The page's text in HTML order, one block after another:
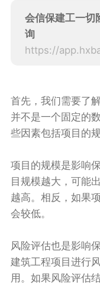
会信保建工一切
询
首先，我们需要了
并不是一个固定的
些因素包括项目的
项目的规模是影响
目规模越大，可能
越高。相反，如果
会较低。
风险评估也是影响
建筑工程项目进行
用。如果风险评估